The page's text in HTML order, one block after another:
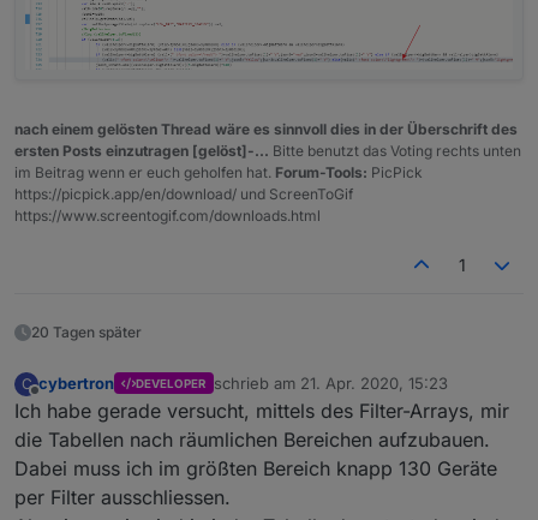
DAnke euch und vG, Thorsten
nach einem gelösten Thread wäre es sinnvoll dies in der Überschrift des
ersten Posts einzutragen [gelöst]-... Bitte benutzt das Voting rechts unten
im Beitrag wenn er euch geholfen hat. Forum-Tools: PicPick
https://picpick.app/en/download/ und ScreenToGif
https://www.screentogif.com/downloads.html
1
20 Tagen später
C
Offline
cybertron DEVELOPER schrieb am 21. Apr. 2020, 15:23
zuletzt editiert von
Ich habe gerade versucht, mittels des Filter-Arrays, mir
die Tabellen nach räumlichen Bereichen aufzubauen.
Dabei muss ich im größten Bereich knapp 130 Geräte
per Filter ausschliessen.